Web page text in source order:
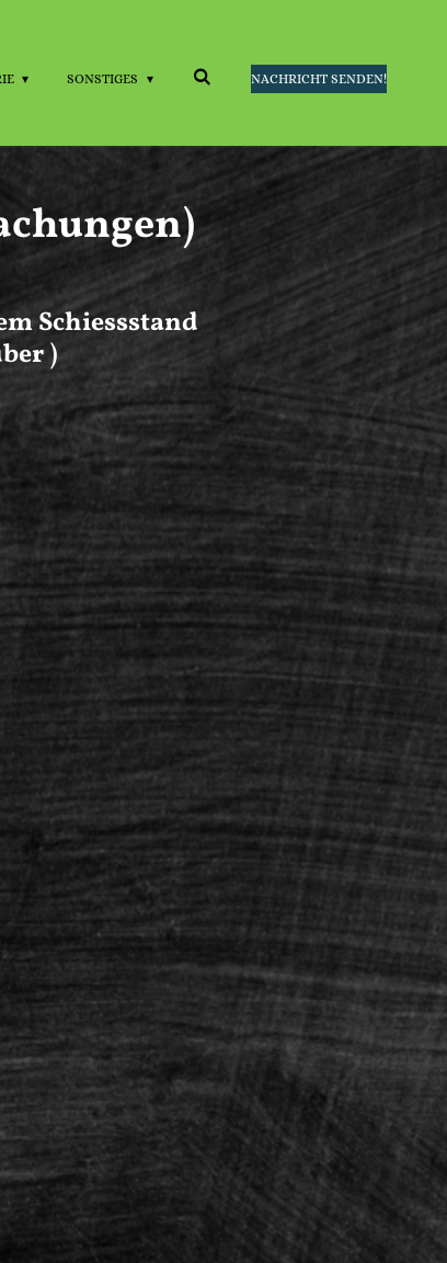
SONSTIGES NACHRICHT SENDEN!
Schiessstand
)